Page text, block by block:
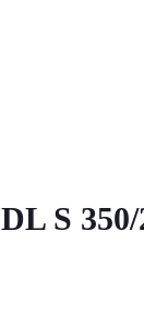
S 350/